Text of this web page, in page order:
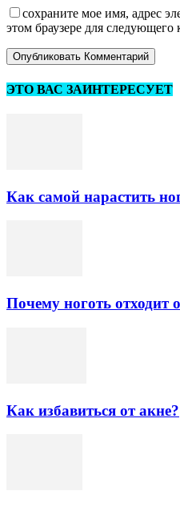
сохраните мое имя, адрес
этом браузере для следующего
ЭТО ВАС ЗАИНТЕРЕСУЕТ
Как самой нарастить
Почему ноготь отходит
Как избавиться от акне?